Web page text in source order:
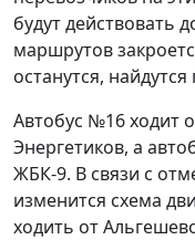
будут действовать
маршрутов
останутся,
Автобус №16 ходит
Энергетиков, а
ЖБК-9. В связи с
изменится схема
ходить от